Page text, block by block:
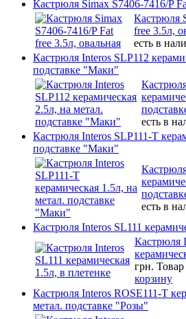
Кастрюля Simax S7406-7416/P
Кастрюля
free 3.5л,
есть в
Кастрюля Interos SLP112
подставке "Маки"
есть в
Кастрюля Interos SLP111-T
подставке "Маки"
есть в
Кастрюля Interos SL111
Кастрюля
грн. Товар
корзину
Кастрюля Interos ROSE111-T
метал. подставке "Розы"